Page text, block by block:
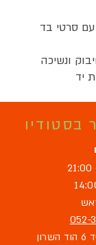
עם סרטי בד
בסטודיו
052-